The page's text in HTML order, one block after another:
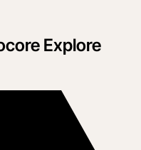
Explore